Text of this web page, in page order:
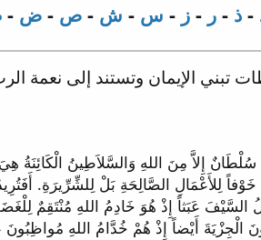
- ذ - ر - ز - س - ش - ص - ض -
تبني الإيمان وتستند إلى نعمة